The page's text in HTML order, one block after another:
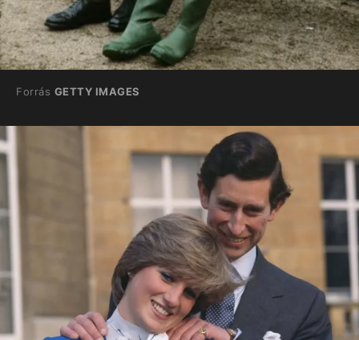
Forrás GETTY IMAGES